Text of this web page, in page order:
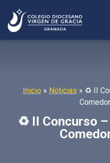
Inicio » Noticias » ♻️ II
♻️ II Concurso